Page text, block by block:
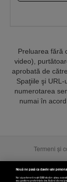
Preluarea fără
video),
aprobată de
Spaţiile şi
numerotarea
numai în
Termeni și
Nouă ne pasă ca datele tale
Noi și partenerii noștri589stocăm și/sau
sau gestiona preferințele dvs. făcând clic mai